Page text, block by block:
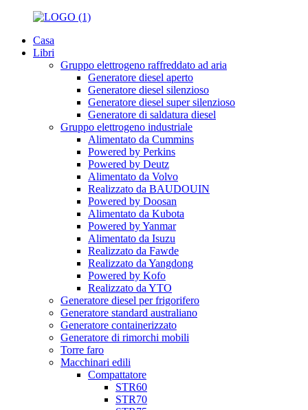
Casa
Libri
Gruppo elettrogeno raffreddato ad aria
Generatore diesel aperto
Generatore diesel silenzioso
Generatore diesel super silenzioso
Generatore di saldatura diesel
Gruppo elettrogeno industriale
Alimentato da Cummins
Powered by Perkins
Powered by Deutz
Alimentato da Volvo
Realizzato da BAUDOUIN
Powered by Doosan
Alimentato da Kubota
Powered by Yanmar
Alimentato da Isuzu
Realizzato da Fawde
Realizzato da Yangdong
Powered by Kofo
Realizzato da YTO
Generatore diesel per frigorifero
Generatore standard australiano
Generatore containerizzato
Generatore di rimorchi mobili
Torre faro
Macchinari edili
Compattatore
STR60
STR70